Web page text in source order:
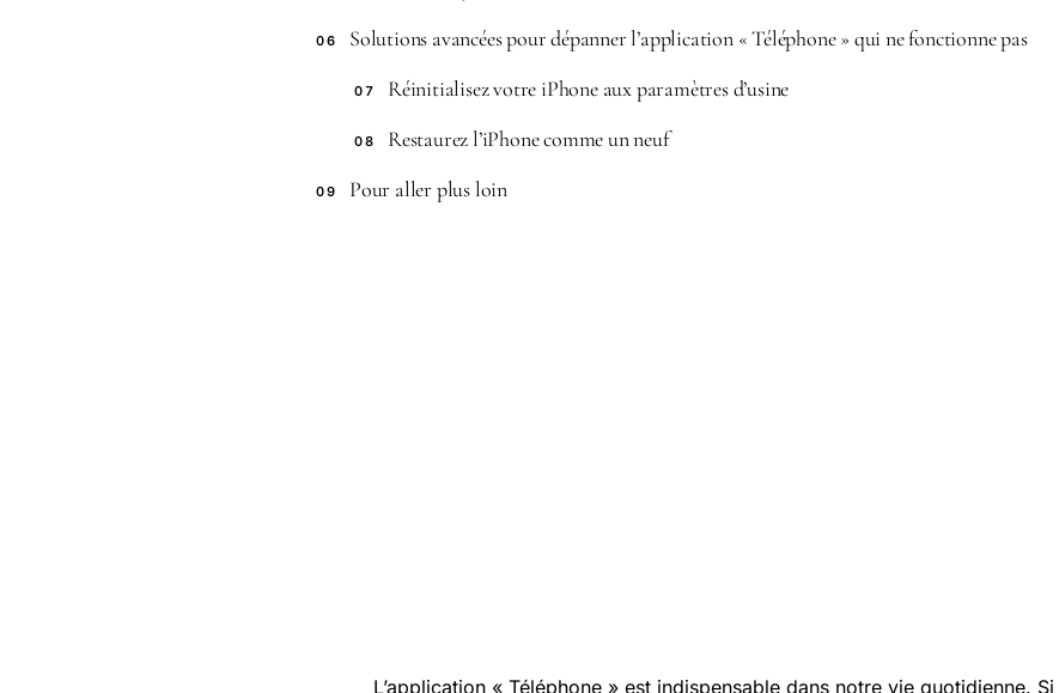
06 Solutions avancées pour dépanner l’application « Téléphone » qui ne fonctionne pas
07 Réinitialisez votre iPhone aux paramètres d’usine
08 Restaurez l’iPhone comme un neuf
09 Pour aller plus loin
L’application « Téléphone » est indispensable dans notre vie quotidienne.